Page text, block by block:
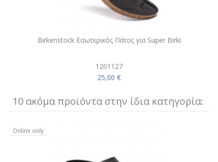
Birkenstock Εσωτερικός Πάτος για Super Birki
1201127
25,00 €
10 ακόμα προϊόντα στην ίδια κατηγορία:
Online only